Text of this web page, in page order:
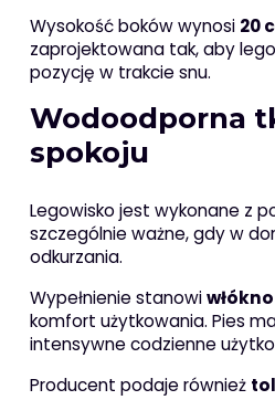
Wysokość boków wynosi 20
zaprojektowana tak, aby
pozycję w trakcie snu.
Wodoodporna
spokoju
Legowisko jest wykonane z
szczególnie ważne, gdy w
odkurzania.
Wypełnienie stanowi
komfort użytkowania. Pies
intensywne codzienne
Producent podaje również